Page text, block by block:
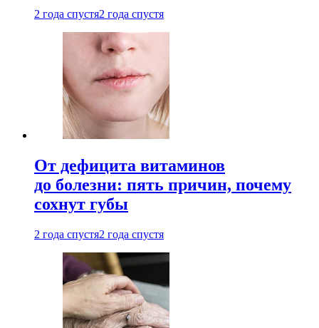
2 года спустя2 года спустя
От дефицита витаминов
до болезни: пять причин, почему
сохнут губы
2 года спустя2 года спустя